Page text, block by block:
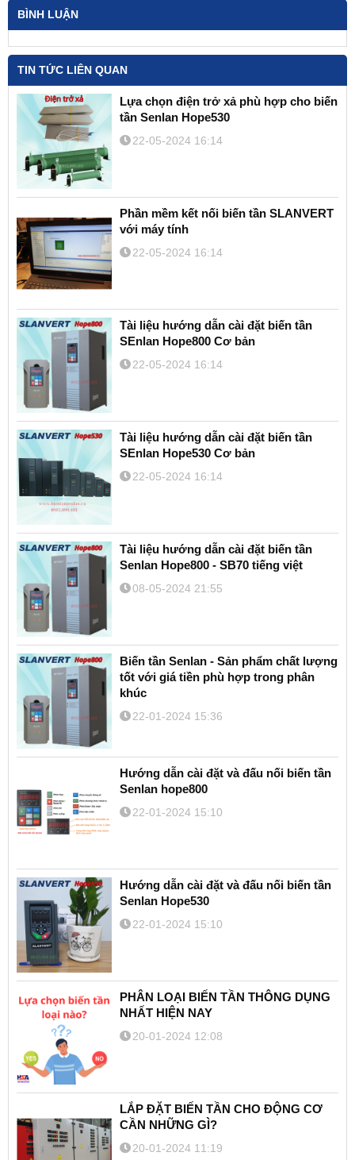
BÌNH LUẬN
TIN TỨC LIÊN QUAN
Lựa chọn điện trở xả phù hợp cho biến
tần Senlan Hope530
22-05-2024 16:14
Phần mềm kết nối biến tần SLANVERT
với máy tính
22-05-2024 16:14
Tài liệu hướng dẫn cài đặt biến tần
SEnlan Hope800 Cơ bản
22-05-2024 16:14
Tài liệu hướng dẫn cài đặt biến tần
SEnlan Hope530 Cơ bản
22-05-2024 16:14
Tài liệu hướng dẫn cài đặt biến tần
Senlan Hope800 - SB70 tiếng việt
08-05-2024 21:55
Biến tần Senlan - Sản phẩm chất lượng
tốt với giá tiền phù hợp trong phân
khúc
22-01-2024 15:36
Hướng dẫn cài đặt và đấu nối biến tần
Senlan hope800
22-01-2024 15:10
Hướng dẫn cài đặt và đấu nối biến tần
Senlan Hope530
22-01-2024 15:10
PHÂN LOẠI BIẾN TẦN THÔNG DỤNG
NHẤT HIỆN NAY
20-01-2024 12:08
LẮP ĐẶT BIẾN TẦN CHO ĐỘNG CƠ
CẦN NHỮNG GÌ?
20-01-2024 11:19